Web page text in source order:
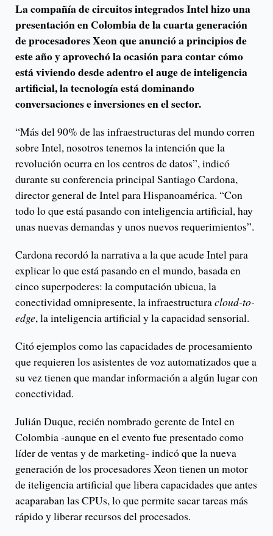
La compañía de circuitos integrados Intel hizo una
presentación en Colombia de la cuarta generación
de procesadores Xeon que anunció a principios de
este año y aprovechó la ocasión para contar cómo
está viviendo desde adentro el auge de inteligencia
artificial, la tecnología está dominando
conversaciones e inversiones en el sector.
“Más del 90% de las infraestructuras del mundo corren
sobre Intel, nosotros tenemos la intención que la
revolución ocurra en los centros de datos”, indicó
durante su conferencia principal Santiago Cardona,
director general de Intel para Hispanoamérica. “Con
todo lo que está pasando con inteligencia artificial, hay
unas nuevas demandas y unos nuevos requerimientos”.
Cardona recordó la narrativa a la que acude Intel para
explicar lo que está pasando en el mundo, basada en
cinco superpoderes: la computación ubicua, la
conectividad omnipresente, la infraestructuracloud-to-
edge, la inteligencia artificial y la capacidad sensorial.
Citó ejemplos como las capacidades de procesamiento
que requieren los asistentes de voz automatizados que a
su vez tienen que mandar información a algún lugar con
conectividad.
Julián Duque, recién nombrado gerente de Intel en
Colombia -aunque en el evento fue presentado como
líder de ventas y de marketing- indicó que la nueva
generación de los procesadores Xeon tienen un motor
de iteligencia artificial que libera capacidades que antes
acaparaban las CPUs, lo que permite sacar tareas más
rápido y liberar recursos del procesados.